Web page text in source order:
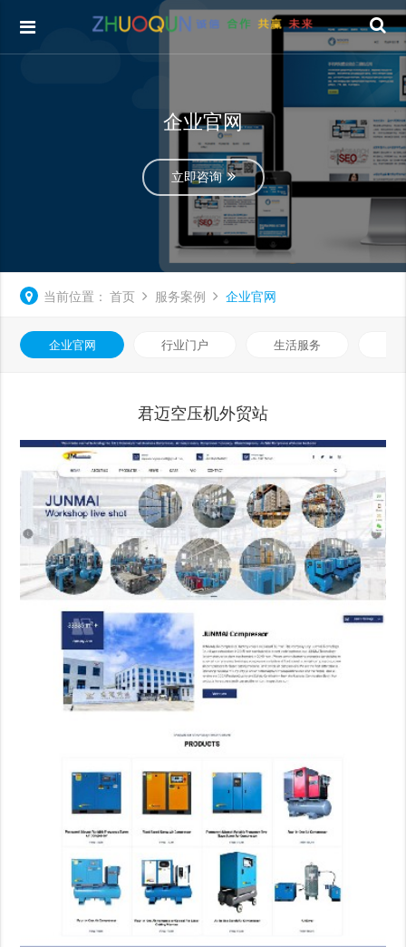
企业官网
立即咨询
当前位置： 首页 服务案例 企业官网
企业官网 行业门户 生活服务
君迈空压机外贸站